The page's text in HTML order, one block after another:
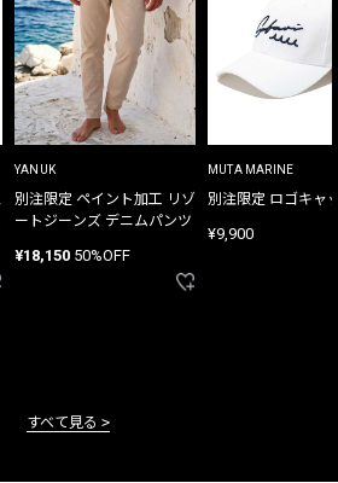
YANUK
別注限定 ペイント加工 リゾ
ートジーンズ デニムパンツ
¥18,150 50%OFF
MUTA MARINE
別注限定 ロゴキャ
¥9,900
すべて見る